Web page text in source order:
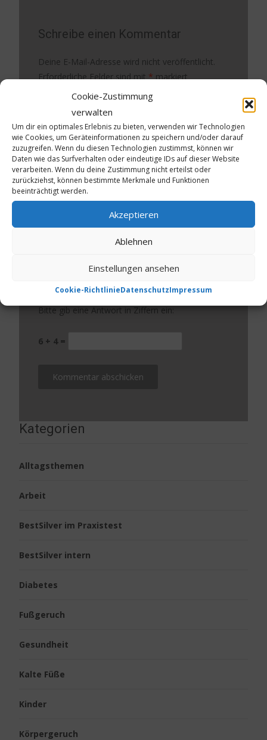
Cookie-Zustimmung
verwalten
Um dir ein optimales Erlebnis zu bieten, verwenden wir Technologien
wie Cookies, um Geräteinformationen zu speichern und/oder darauf
zuzugreifen. Wenn du diesen Technologien zustimmst, können wir
Daten wie das Surfverhalten oder eindeutige IDs auf dieser Website
verarbeiten. Wenn du deine Zustimmung nicht erteilst oder
zurückziehst, können bestimmte Merkmale und Funktionen
beeinträchtigt werden.
Akzeptieren
Ablehnen
Einstellungen ansehen
Cookie-RichtlinieDatenschutzImpressum
Schreibe einen Kommentar
Deine E-Mail-Adresse wird nicht veröffentlicht.
Erforderliche Felder sind mit*markiert
Kommentar*
Website
Bitte gib eine Antwort in Ziffern ein:
6 + 4 =
Kategorien
Alltagsthemen
Arbeit
BestSilver im Praxistest
BestSilver intern
Diabetes
Fußgeruch
Gesundheit
Kalte Füße
Kinder
Körpergeruch